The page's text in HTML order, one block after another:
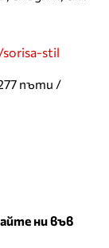
stil
пъти /
ни във